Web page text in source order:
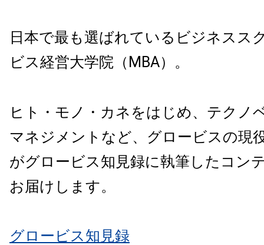
日本で最も選ばれているビジネスス
ビス経営大学院（MBA）。
ヒト・モノ・カネをはじめ、テクノ
マネジメントなど、グロービスの現
がグロービス知見録に執筆したコン
お届けします。
グロービス知見録